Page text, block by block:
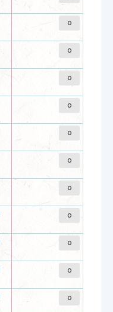
0
0
0
0
0
0
0
0
0
0
0